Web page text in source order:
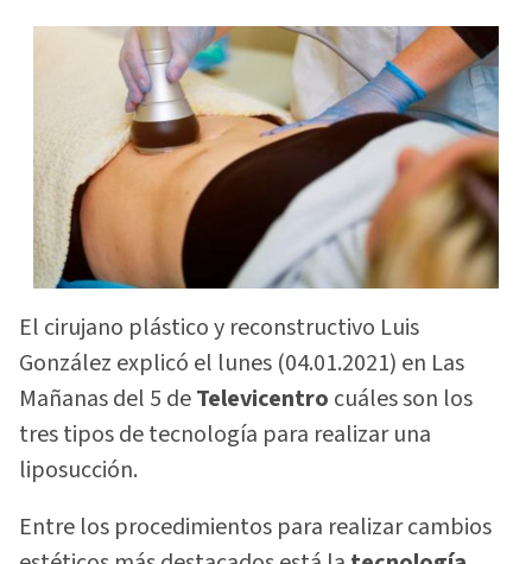
El cirujano plástico y reconstructivo Luis
González explicó el lunes (04.01.2021) en Las
Mañanas del 5 deTelevicentro cuáles son los
tres tipos de tecnología para realizar una
liposucción.
Entre los procedimientos para realizar cambios